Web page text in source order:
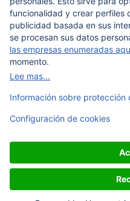
Boletín de noticias
Protección de datos
Términos y condiciones
Aviso legal